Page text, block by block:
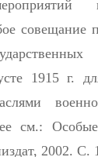
1915 г.
см.:
2002. С.